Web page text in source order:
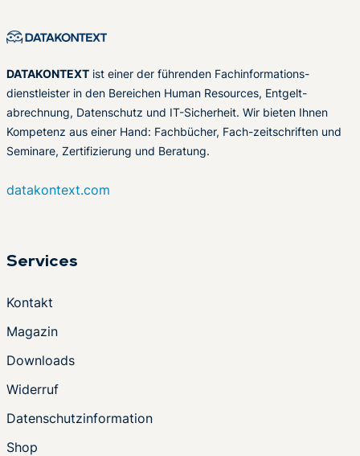
DATAKONTEXT ist einer der führenden Fachinformations-
dienstleister in den Bereichen Human Resources, Entgelt-
abrechnung, Datenschutz und IT-Sicherheit. Wir bieten Ihnen
Kompetenz aus einer Hand: Fachbücher, Fach-zeitschriften und
Seminare, Zertifizierung und Beratung.
datakontext.com
Services
Kontakt
Magazin
Downloads
Widerruf
Datenschutzinformation
Shop